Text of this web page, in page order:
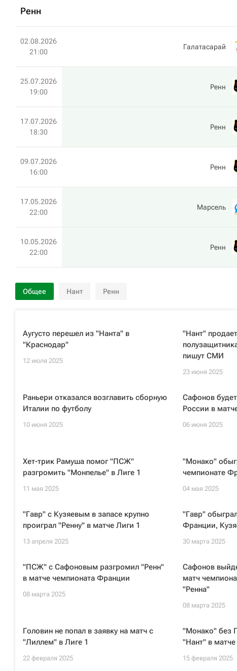
Ренн
02.08.2026
21:00
Галатасарай
25.07.2026
19:00
Ренн
17.07.2026
18:30
Ренн
09.07.2026
16:00
Ренн
17.05.2026
22:00
Марсель
10.05.2026
22:00
Ренн
Общее Нант Ренн
Аугусто перешел из "Нанта" в
"Краснодар"
12 июля 2025
"Нант"
пишут СМИ
23 июня 2025
Раньери отказался возглавить сборную
Италии по футболу
10 июня 2025
Сафонов
России в
06 июня 2025
Хет-трик Рамуша помог "ПСЖ"
разгромить "Монпелье" в Лиге 1
11 мая 2025
"Монако"
чемпионате
04 мая 2025
"Гавр" с Кузяевым в запасе крупно
проиграл "Ренну" в матче Лиги 1
13 апреля 2025
"Гавр"
Франции,
30 марта 2025
"ПСЖ" с Сафоновым разгромил "Ренн"
в матче чемпионата Франции
08 марта 2025
Сафонов
матч
"Ренна"
08 марта 2025
Головин не попал в заявку на матч с
"Лиллем" в Лиге 1
22 февраля 2025
"Монако" без
"Нант" в матче
15 февраля 2025